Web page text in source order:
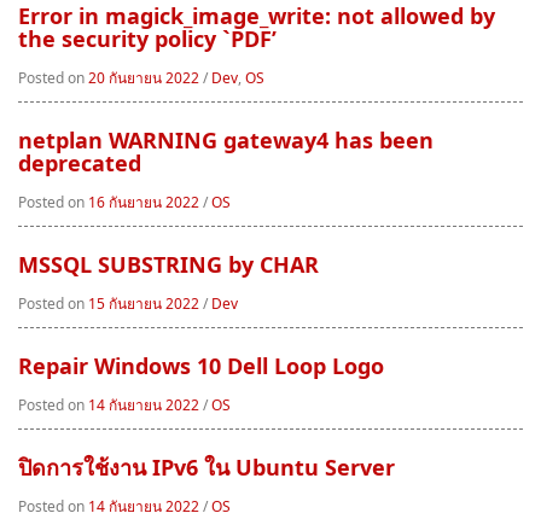
Error in magick_image_write: not allowed by
the security policy `PDF’
Posted on20 กันยายน 2022/ Dev,OS
netplan WARNING gateway4 has been
deprecated
Posted on 16 กันยายน 2022/OS
MSSQL SUBSTRING by CHAR
Posted on 15 กันยายน 2022/ Dev
Repair Windows 10 Dell Loop Logo
Posted on 14 กันยายน 2022/OS
ปิดการใช้งาน IPv6 ใน Ubuntu Server
Posted on 14 กันยายน 2022/OS